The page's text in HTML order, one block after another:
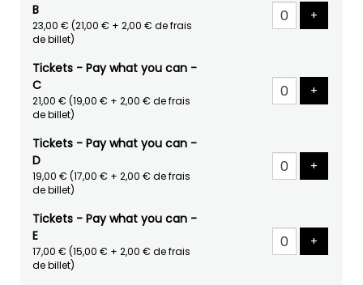
B
23,00 € (21,00 € + 2,00 € de frais
de billet)
+
Tickets - Pay what you can -
C
21,00 € (19,00 € + 2,00 € de frais
de billet)
+
Tickets - Pay what you can -
D
19,00 € (17,00 € + 2,00 € de frais
de billet)
+
Tickets - Pay what you can -
E
17,00 € (15,00 € + 2,00 € de frais
de billet)
+